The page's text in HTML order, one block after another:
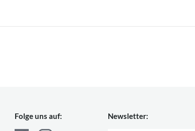
Folge uns auf: Newsletter: